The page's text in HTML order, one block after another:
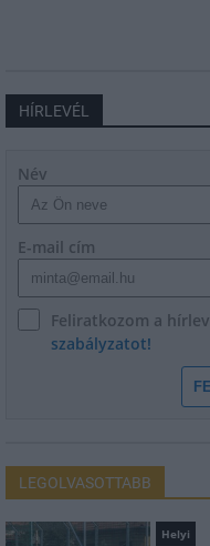
HÍRLEVÉL
Név
E-mail cím
Feliratkozom a
szabályzatot!
LEGOLVASOTTABB
Helyi